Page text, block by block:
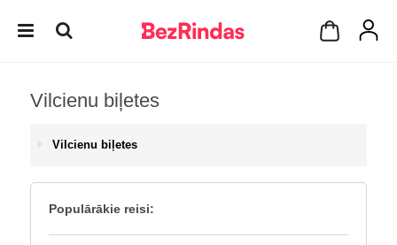
Vilcienu biļetes
Vilcienu biļetes
Populārākie reisi: